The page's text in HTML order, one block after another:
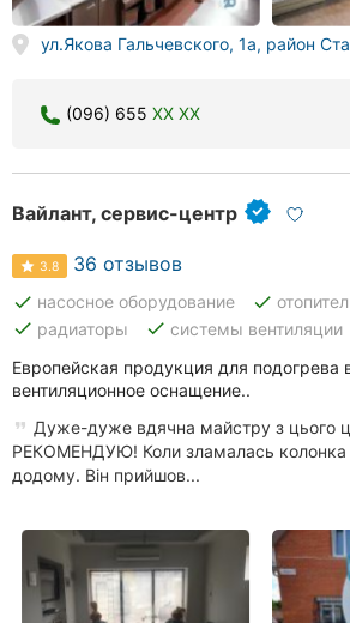
Житомир
Тернополь
Хмельницкий
Одесса
Кропивницкий
Киев
Харьков
Запорожье
Днепр
Кривой
Рог
ул.Якова Гальчевского, 1а, район
(096) 655 XX XX
Вайлант, сервис-центр
3.8 36 отзывов
done насосное оборудование done
done радиаторы done системы вентиляции
Европейская продукция для подогрева
вентиляционное оснащение..
Дуже-дуже вдячна майстру з цього
РЕКОМЕНДУЮ! Коли зламалась колонка
додому. Він прийшов...